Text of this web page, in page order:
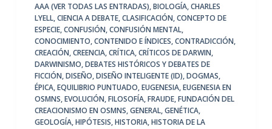
AAA (VER TODAS LAS ENTRADAS),BIOLOGÍA,CHARLES
LYELL,CIENCIA A DEBATE,CLASIFICACIÓN,CONCEPTO DE
ESPECIE,CONFUSIÓN,CONFUSIÓN MENTAL,
CONOCIMIENTO,CONTENIDO E ÍNDICES,CONTRADICCIÓN,
CREACIÓN,CREENCIA,CRÍTICA,CRÍTICOS DE DARWIN,
DARWINISMO,DEBATES HISTÓRICOS Y DEBATES DE
FICCIÓN,DISEÑO,DISEÑO INTELIGENTE (ID),DOGMAS,
ÉPICA,EQUILIBRIO PUNTUADO,EUGENESIA,EUGENESIA EN
OSMNS,EVOLUCIÓN,FILOSOFÍA,FRAUDE,FUNDACIÓN DEL
CREACIONISMO EN OSMNS,GENERAL,GENÉTICA,
GEOLOGÍA,HIPÓTESIS,HISTORIA,HISTORIA DE LA